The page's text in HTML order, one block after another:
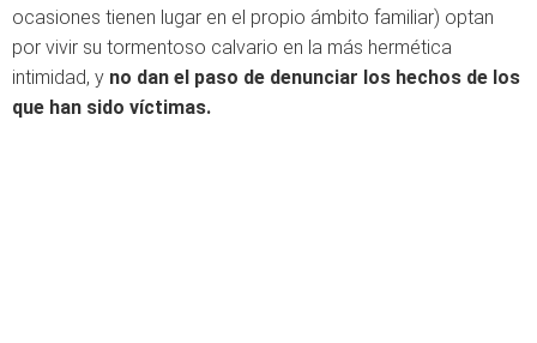
ocasiones tienen lugar en el propio ámbito familiar) optan
por vivir su tormentoso calvario en la más hermética
intimidad, y no dan el paso de denunciar los hechos de los
que han sido víctimas.